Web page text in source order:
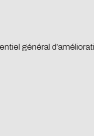
en
Diplômés
général